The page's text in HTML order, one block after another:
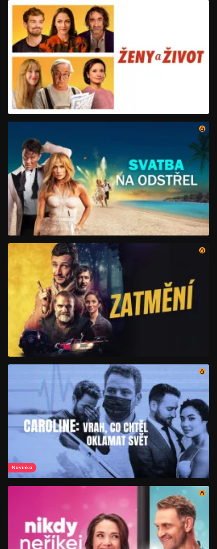
Novinka